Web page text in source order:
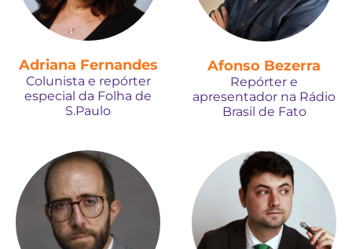
Adriana Fernandes
Colunista e repórter
especial da Folha de
S.Paulo
Afonso Bezerra
Repórter e
apresentador na Rádio
Brasil de Fato